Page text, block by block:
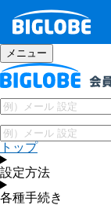
メニュー
トップ
設定方法
各種手続き